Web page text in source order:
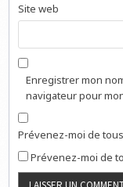
Site web
Enregistrer mon
navigateur pour
Prévenez-moi de
Prévenez-moi de